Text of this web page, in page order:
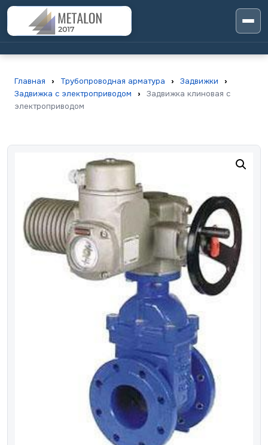
Главная › Трубопроводная арматура › Задвижки
›
Задвижка с электроприводом
›
Задвижка клиновая с
электроприводом